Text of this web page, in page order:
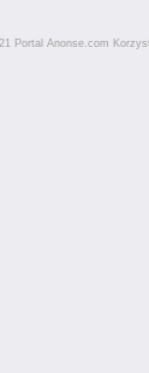
Portal Anonse.com